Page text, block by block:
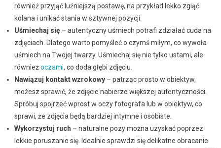
również przyjąć luźniejszą postawę, na przykład lekko zgiąć
kolana i unikać stania w sztywnej pozycji.
Uśmiechaj się– autentyczny uśmiech potrafi zdziałać cuda na
zdjęciach. Dlatego warto pomyśleć o czymś miłym, co wywoła
uśmiech na Twojej twarzy. Uśmiechaj się nie tylko ustami, ale
równieżoczami, co doda głębi zdjęciu.
Nawiązuj kontakt wzrokowy– patrząc prosto w obiektyw,
możesz sprawić, że zdjęcie nabierze większej autentyczności.
Spróbuj spojrzeć wprost w oczy fotografa lub w obiektyw, co
sprawi, że zdjęcia będą bardziej intymne i osobiste.
Wykorzystuj ruch – naturalne pozy można uzyskać poprzez
lekkie poruszanie się. Idealnie sprawdzi się delikatne obracanie